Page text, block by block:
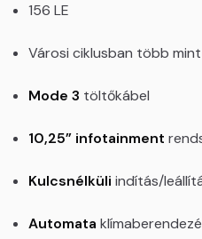
156 LE
Városi ciklusban több mint
Mode 3 töltőkábel
10,25” infotainment
Kulcsnélküli indítás/
Automata